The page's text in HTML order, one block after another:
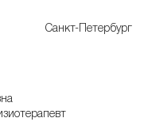
Санкт-Петербург